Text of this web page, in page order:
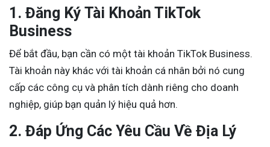
1. Đăng Ký Tài Khoản TikTok
Business
Để bắt đầu, bạn cần có một tài khoản TikTok Business.
Tài khoản này khác với tài khoản cá nhân bởi nó cung
cấp các công cụ và phân tích dành riêng cho doanh
nghiệp, giúp bạn quản lý hiệu quả hơn.
2. Đáp Ứng Các Yêu Cầu Về Địa Lý